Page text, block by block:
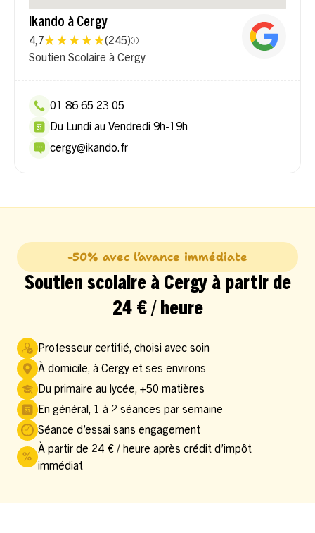
Ikando à Cergy
4,7 (245)
Soutien Scolaire à Cergy
01 86 65 23 05
Du Lundi au Vendredi 9h-19h
cergy@ikando.fr
-50% avec l’avance immédiate
Soutien scolaire à Cergy à partir de
24 € / heure
Professeur certifié, choisi avec soin
À domicile, à Cergy et ses environs
Du primaire au lycée, +50 matières
En général, 1 à 2 séances par semaine
Séance d’essai sans engagement
À partir de 24 € / heure après crédit d’impôt
immédiat